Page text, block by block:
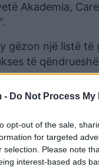
- Do Not Process
opt-out of the sale,
for targeted
selection. Please note
interest-based ads
Akademia,
gëzon një listë
të
si